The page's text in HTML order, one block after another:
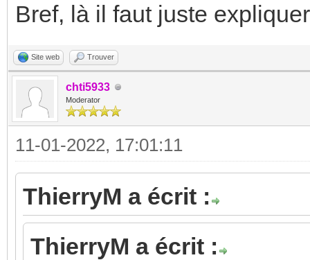
Bref, là il faut juste
Site web Trouver
chti5933
Moderator
11-01-2022, 17:01:11
ThierryM a écrit :
ThierryM a écrit :